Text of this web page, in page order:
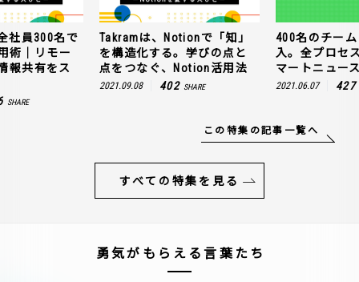
社員300名で
術｜リモー
報共有をス
SHARE
Takramは、Notionで「知」
を構造化する。学びの点と
点をつなぐ、Notion活用法
2021.09.08 402 SHARE
400名のチー
入。全プロセ
マートニュー
2021.06.07 427
この特集の記事一覧へ
すべての特集を見る
勇気がもらえる言葉たち